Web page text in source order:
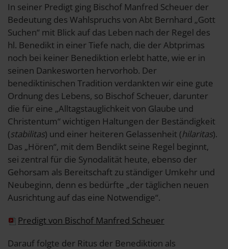
In seiner Predigt ging Bischof Manfred Scheuer der
Bedeutung des Wahlspruchs von Abt Bernhard „Gott
Suchen“ mit Blick auf das Leben nach der Regel des
hl. Benedikt in einer Tiefe nach, die der Abtprimas
noch bei keiner Benediktion erlebt hatte, wie er in
seinen Dankesworten hervorhob. Der
benediktinischen Tradition verdankten wir eine gute
Ordnung des Lebens, so Bischof Scheuer, darunter
die für eine „Alltagstauglichkeit von Glaube und
Christentum“ wichtigen Haltungen der Beständigkeit
(stabilitas) und einer heiteren Gelassenheit (hilaritas).
Das „Hören“, mit dem Bendikt seine Regel beginnt,
sei zentral für die Synodalität heute, ebenso der
Gehorsam als Bereitschaft zu ständiger Umkehr und
Neubeginn, denn es bedürfte „der täglichen neuen
Ausrichtung auf das eine Notwendige“.
Predigt von Bischof Manfred Scheuer
Darauf folgte der Ritus der Benediktion als